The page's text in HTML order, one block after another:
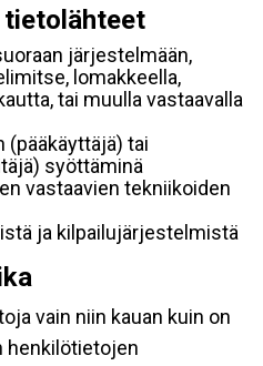
tietolähteet
järjestelmään,
lomakkeella,
tai muulla vastaavalla
tai
syöttäminä
vastaavien tekniikoiden
ja kilpailujärjestelmistä
vain niin kauan kuin on
henkilötietojen